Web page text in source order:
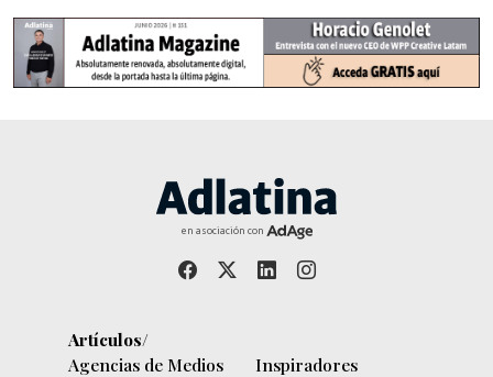
en asociación con
Artículos/
Agencias de Medios
Inspiradores